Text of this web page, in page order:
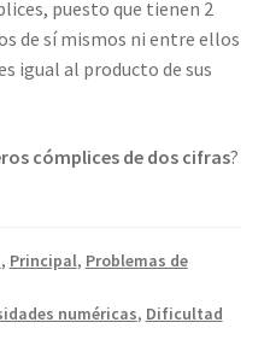
puesto que tienen 2
de sí mismos ni entre ellos
igual al producto de sus
cómplices de dos cifras?
, Principal, Problemas de
numéricas, Dificultad